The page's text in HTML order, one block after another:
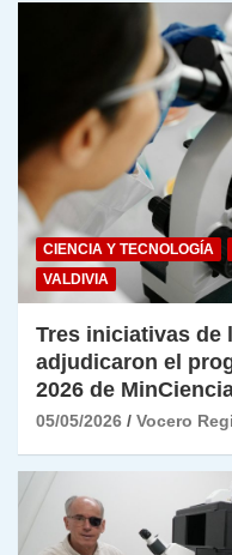
CIENCIA Y TECNOLOGÍA
VALDIVIA
Tres iniciativas de
adjudicaron el
2026 de
05/05/2026 Vocero